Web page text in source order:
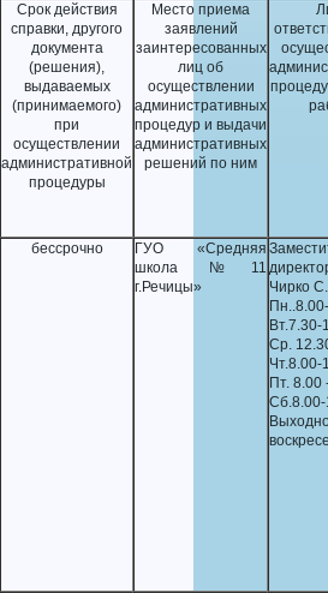
Срок действия
справки, другого
документа
(решения),
выдаваемых
(принимаемого)
при
осуществлении
административной
процедуры
Место приема
заявлений
заинтересованных
лиц об
осуществлении
административных
процедур и выдачи
административных
решений по ним
бессрочно
ГУО «Средняя
школа №11
г.Речицы»
Чирко
Вт.7.30-
Ср.
Чт.8.00-
Пт. 8.00
Сб.8.00-